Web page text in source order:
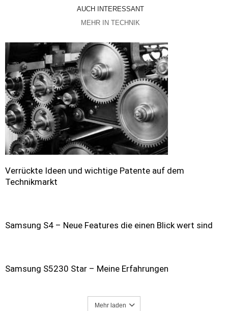
AUCH INTERESSANT
MEHR IN TECHNIK
Verrückte Ideen und wichtige Patente auf dem
Technikmarkt
Samsung S4 – Neue Features die einen Blick wert sind
Samsung S5230 Star – Meine Erfahrungen
Mehr laden